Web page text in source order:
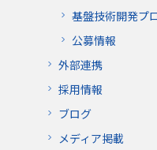
基盤技術開発プ
公募情報
外部連携
採用情報
ブログ
メディア掲載